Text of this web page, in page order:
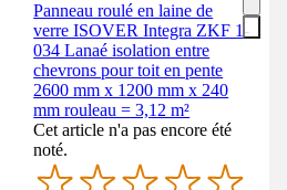
Panneau roulé en laine de
verre ISOVER Integra ZKF 1-
034 Lanaé isolation entre
chevrons pour toit en pente
2600 mm x 1200 mm x 240
mm rouleau = 3,12 m²
Cet article n'a pas encore été
noté.